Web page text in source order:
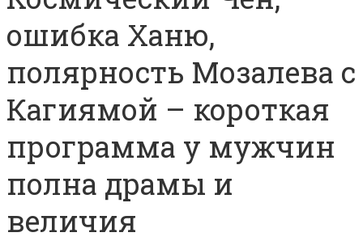
ошибка Ханю,
полярность Мозалева с
Кагиямой – короткая
программа у мужчин
полна драмы и
величия